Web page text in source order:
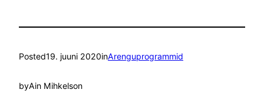
Posted19. juuni 2020inArenguprogrammid
byAin Mihkelson